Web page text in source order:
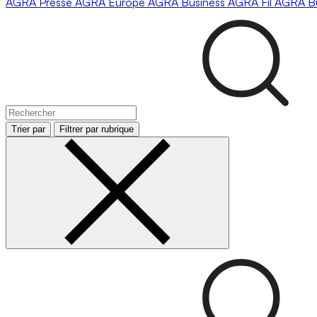
Trier par Filtrer par rubrique